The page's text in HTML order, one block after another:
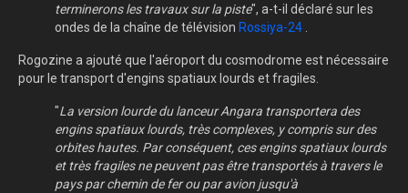
terminerons les travaux sur la piste", a-t-il déclaré sur les
ondes de la chaîne de télévision Rossiya-24
Rogozine a ajouté que l'aéroport du cosmodrome est nécessaire
pour le transport d'engins spatiaux lourds et fragiles.
"La version lourde du lanceur Angara transportera des
engins spatiaux lourds, très complexes, y compris sur des
orbites hautes. Par conséquent, ces engins spatiaux lourds
et très fragiles ne peuvent pas être transportés à travers le
pays par chemin de fer ou par avion jusqu'à